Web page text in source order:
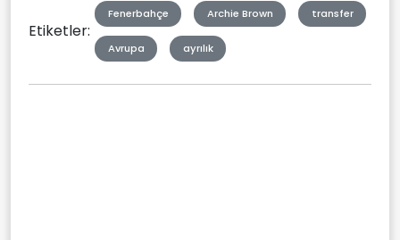
Etiketler:
Fenerbahçe Archie Brown transfer
Avrupa ayrılık